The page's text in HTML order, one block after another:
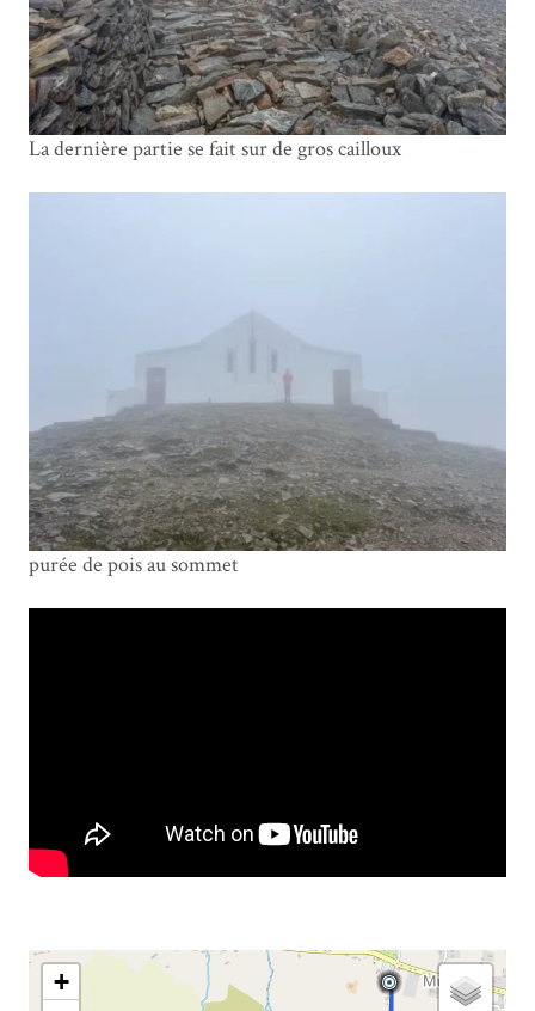
La dernière partie se fait sur de gros cailloux
purée de pois au sommet
+